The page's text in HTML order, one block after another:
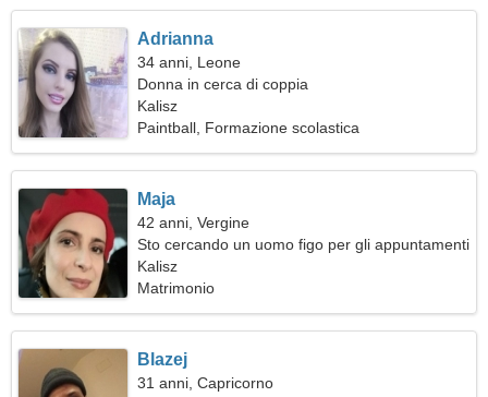
Adrianna
34 anni, Leone
Donna in cerca di coppia
Kalisz
Paintball, Formazione scolastica
Maja
42 anni, Vergine
Sto cercando un uomo figo per gli appuntamenti
Kalisz
Matrimonio
Blazej
31 anni, Capricorno